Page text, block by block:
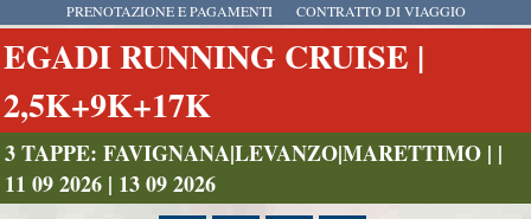
PRENOTAZIONE E PAGAMENTI
CONTRATTO DI VIAGGIO
EGADI RUNNING CRUISE |
2,5K+9K+17K
3 TAPPE: FAVIGNANA|LEVANZO|MARETTIMO | |
11 09 2026 | 13 09 2026